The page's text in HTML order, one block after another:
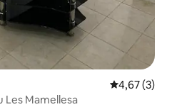
Prosječna
4,67 (3)
Les Mamellesa